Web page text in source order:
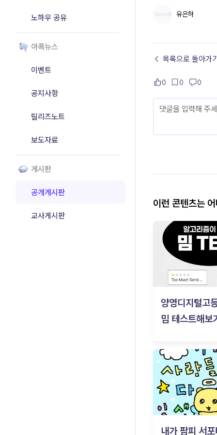
노하우 공유
아폭뉴스
이벤트
공지사항
릴리즈노트
보도자료
게시판
공개게시판
교사게시판
유은하
← 목록으로 돌아가기
0 0 0
이런 콘텐츠는
양영디지털고
밈 테스트해보
내가 팜피 서